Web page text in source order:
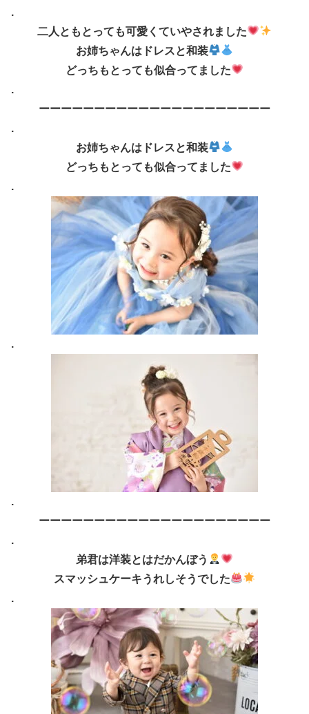
.
二人ともとっても可愛くていやされました
お姉ちゃんはドレスと和装
どっちもとっても似合ってました
.
ーーーーーーーーーーーーーーーーーーーーー
.
お姉ちゃんはドレスと和装
どっちもとっても似合ってました
.
.
.
ーーーーーーーーーーーーーーーーーーーーー
.
弟君は洋装とはだかんぼう
スマッシュケーキうれしそうでした
.